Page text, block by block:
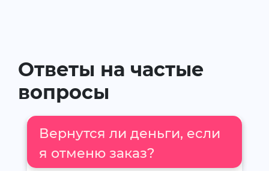
Ответы на частые
вопросы
Вернутся ли деньги, если
я отменю заказ?